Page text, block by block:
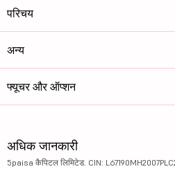
परिचय
अन्य
फ्यूचर और ऑप्शन
अधिक जानकारी
5paisa कैपिटल लिमिटेड. CIN: